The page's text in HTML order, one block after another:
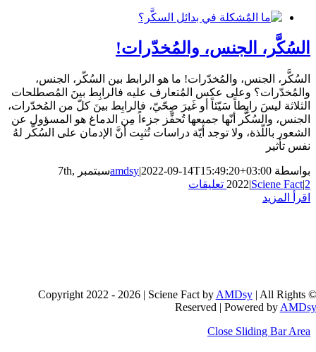
والمُخدّرات!
ما هو الرابط بين السُكّر، الجنس،
عكس المُتعارف عليه فالرابِط بينَ المُصطلحات
سَيّئاً أو غَيرَ صِحّيّ، فالرابِط بينَ كلّ من المُخدّرات،
جميعها تُحفِّز جزءاً مِن الدماغ هو المسؤول عن
توجد أيّة دراسات تُثبِت أنَّ الإدمان على السُكَّر لهُ
amdsy|2022-09-
سبتمبر 7th,
Reserved |
Close